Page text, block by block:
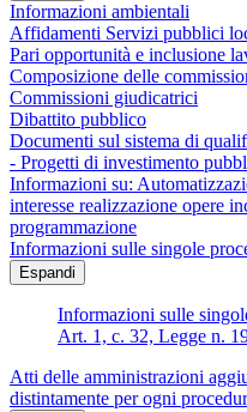
Informazioni ambientali
Affidamenti Servizi pubblici
Pari opportunità e inclusione
Composizione delle
Commissioni giudicatrici
Dibattito pubblico
Documenti sul sistema di
- Progetti di investimento
Informazioni su:
interesse realizzazione opere
programmazione
Informazioni sulle singole
Espandi
Informazioni sulle
Art. 1, c. 32, Legge n.
Atti delle amministrazioni
distintamente per ogni